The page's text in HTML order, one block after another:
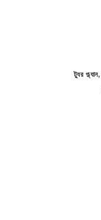
ট্যুর প্ল্যান,